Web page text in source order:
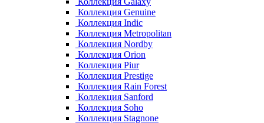
Коллекция Genuine
Коллекция Indic
Коллекция Metropolitan
Коллекция Nordby
Коллекция Orion
Коллекция Piur
Коллекция Prestige
Коллекция Rain Forest
Коллекция Sanford
Коллекция Soho
Коллекция Stagnone